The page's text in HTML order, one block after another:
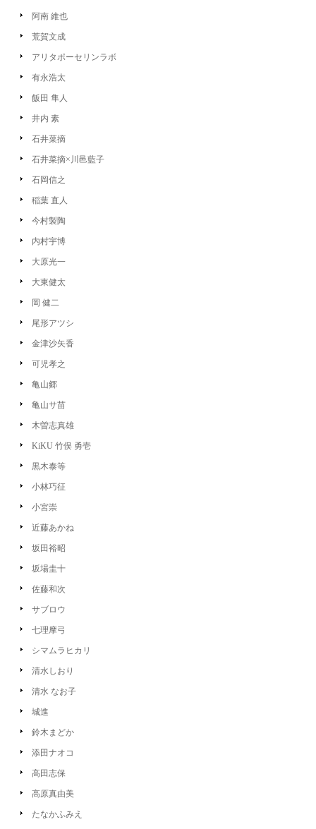
阿南 維也
荒賀文成
アリタポーセリンラボ
有永浩太
飯田 隼人
井内 素
石井菜摘
石井菜摘×川邑藍子
石岡信之
稲葉 直人
今村製陶
内村宇博
大原光一
大東健太
岡 健二
尾形アツシ
金津沙矢香
可児孝之
亀山郷
亀山サ苗
木曽志真雄
KiKU 竹俣 勇壱
黒木泰等
小林巧征
小宮崇
近藤あかね
坂田裕昭
坂場圭十
佐藤和次
サブロウ
七理摩弓
シマムラヒカリ
清水しおり
清水 なお子
城進
鈴木まどか
添田ナオコ
高田志保
高原真由美
たなかふみえ